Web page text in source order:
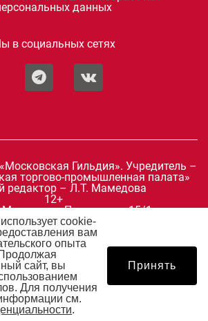
данных
в социальных сетях
Гильдия». Учредитель –
торгово-промышленная палата»
редактор – Л.Т. Мамедова
12+
Москва, ул. Петровка, д.15/1
+7 499 276-12-19
mosgildia@mostpp.ru
Федеральной службой по надзору в
технологий и массовых
02 августа 2019 г.
о регистрации Эл № ФС77-76361.
cookie-
вам
опыта
сайт, вы
Для получения
см.
.
Принять